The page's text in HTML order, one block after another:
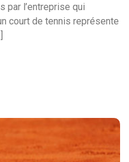
par l’entreprise qui
court de tennis représente